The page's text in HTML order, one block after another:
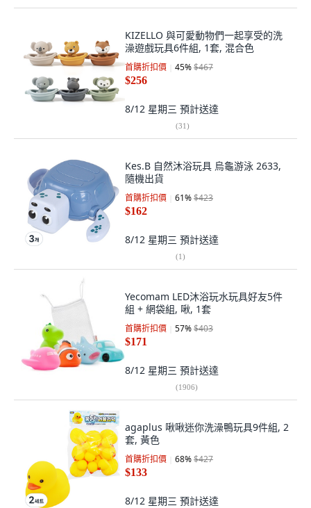
KIZELLO 與可愛動物們一起享受的洗
澡遊戲玩具6件組, 1套, 混合色
首購折扣價 45%$467
$256
8/12 星期三 預計送達
(31)
Kes.B 自然沐浴玩具 烏龜游泳 2633,
隨機出貨
首購折扣價 61%$423
$162
8/12 星期三 預計送達
(1)
Yecomam LED沐浴玩水玩具好友5件
組 + 網袋組, 啾, 1套
首購折扣價 57%$403
$171
8/12 星期三 預計送達
(1906)
agaplus 啾啾迷你洗澡鴨玩具9件組, 2
套, 黃色
首購折扣價 68%$427
$133
8/12 星期三 預計送達